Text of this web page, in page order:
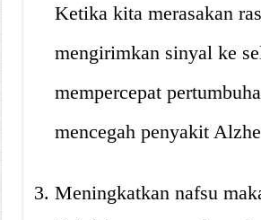
Ketika kita merasakan
mengirimkan sinyal ke
mempercepat
mencegah penyakit
Meningkatkan nafsu